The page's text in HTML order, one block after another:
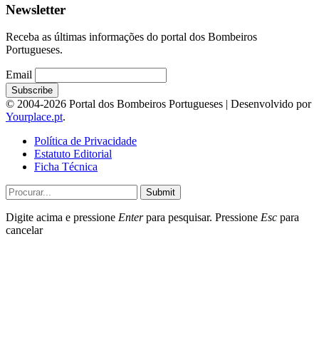
Newsletter
Receba as últimas informações do portal dos Bombeiros
Portugueses.
Email
© 2004-2026 Portal dos Bombeiros Portugueses | Desenvolvido por
Yourplace.pt.
Política de Privacidade
Estatuto Editorial
Ficha Técnica
Submit
Digite acima e pressione Enterpara pesquisar. Pressione Esc para
cancelar